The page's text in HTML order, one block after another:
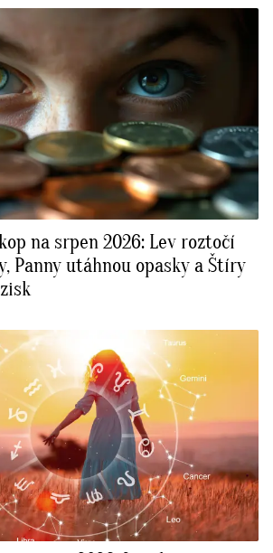
na srpen 2026: Lev roztočí
Panny utáhnou opasky a Štíry